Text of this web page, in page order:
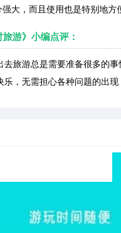
大，而且使用也是特别地方
旅游》小编点评：
去旅游总是需要准备很多的
乐，无需担心各种问题的出